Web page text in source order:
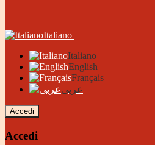
Italiano
Italiano
English
Français
عربى
Accedi
Accedi